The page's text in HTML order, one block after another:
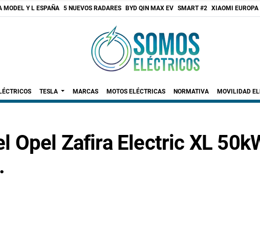
MODEL Y L ESPAÑA 5 NUEVOS RADARES BYD QIN MAX EV SMART #2 XIAOMI EUROPA
TESLA MARCAS MOTOS ELÉCTRICAS NORMATIVA MOVILIDAD
Opel Zafira Electric XL